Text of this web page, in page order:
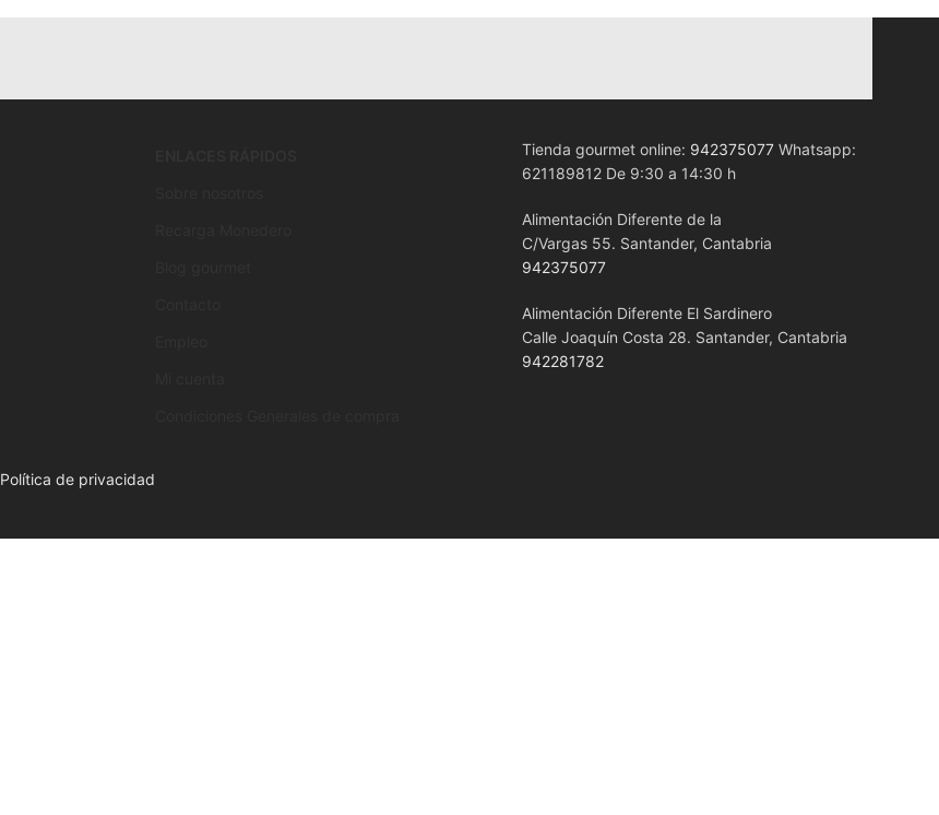
Tienda gourmet online: 942375077Whatsapp:
621189812 De 9:30 a 14:30 h
Alimentación Diferente de la
C/Vargas 55. Santander, Cantabria
942375077
Alimentación Diferente El Sardinero
Calle Joaquín Costa 28. Santander, Cantabria
942281782
Política de privacidad